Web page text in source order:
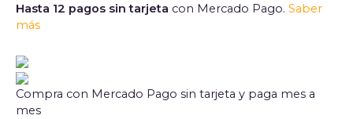
Hasta 12 pagos sin tarjeta con Mercado Pago. Saber
más
Compra con Mercado Pago sin tarjeta y paga mes a
mes